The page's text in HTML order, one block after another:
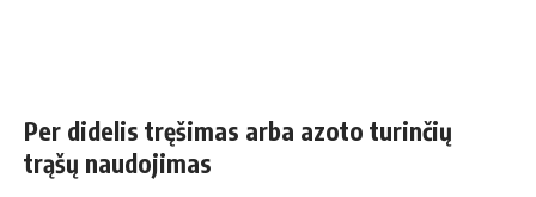
Per didelis tręšimas arba azoto turinčių
trąšų naudojimas